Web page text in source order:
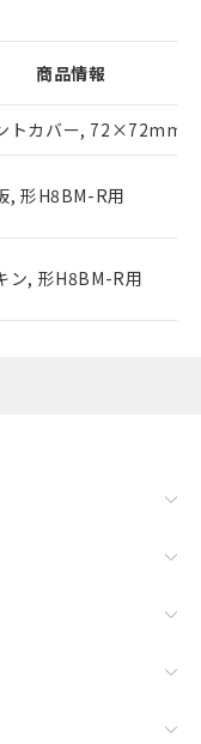
商品情報
トカバー, 72×72mm
, 形H8BM-R用
ン, 形H8BM-R用
在庫あり
況につ
引先、ま
にご確
の中には、
商品もある
会結果は、
の社内デー
であり、閲
庫および標
ことをご
格はお客
様担当のオ
社販売員に
を当社の
る必要が
当社にご
、当社の製